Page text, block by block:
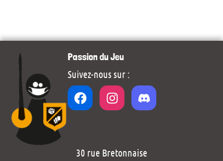
Passion du Jeu
Suivez-nous sur :
30 rue Bretonnaise